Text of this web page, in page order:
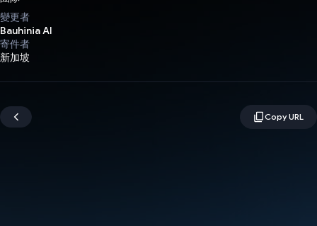
變更者
Bauhinia AI
寄件者
新加坡